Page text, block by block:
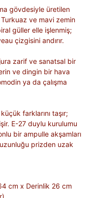
gövdesiyle üretilen
Turkuaz ve mavi zemin
güller elle işlenmiş;
çizgisini andırır.
zarif ve sanatsal bir
ve dingin bir hava
ya da çalışma
farklarını taşır;
E-27 duylu kurulumu
bir ampulle akşamları
prizden uzak
cm x Derinlik 26 cm